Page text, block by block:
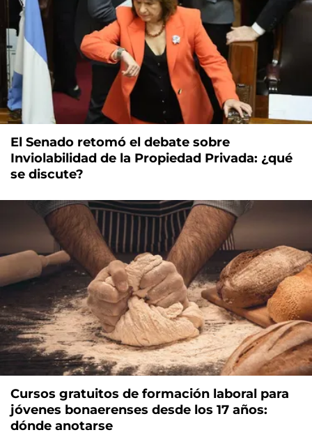
El Senado retomó el debate sobre
Inviolabilidad de la Propiedad Privada: ¿qué
se discute?
Cursos gratuitos de formación laboral para
jóvenes bonaerenses desde los 17 años:
dónde anotarse